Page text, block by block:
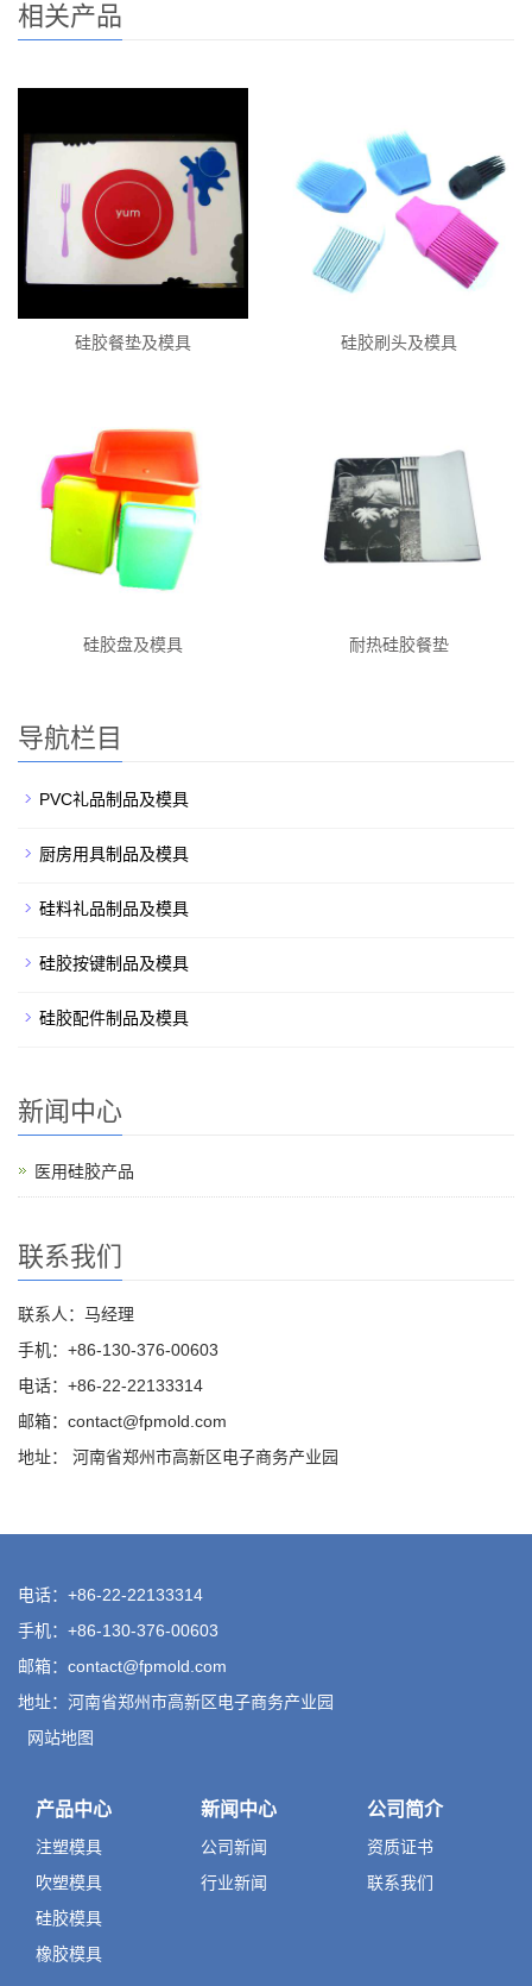
相关产品
硅胶餐垫及模具 硅胶刷头及模具
硅胶盘及模具 耐热硅胶餐垫
导航栏目
PVC礼品制品及模具
厨房用具制品及模具
硅料礼品制品及模具
硅胶按键制品及模具
硅胶配件制品及模具
新闻中心
医用硅胶产品
联系我们
联系人：马经理
手机：+86-130-376-00603
电话：+86-22-22133314
邮箱： contact@fpmold.com
地址： 河南省郑州市高新区电子商务产业园
电话：+86-22-22133314
手机：+86-130-376-00603
邮箱： contact@fpmold.com
地址：河南省郑州市高新区电子商务产业园
网站地图
产品中心
注塑模具
吹塑模具
硅胶模具
橡胶模具
新闻中心
公司新闻
行业新闻
公司简介
资质证书
联系我们